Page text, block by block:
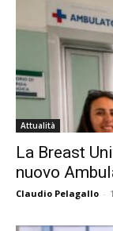
Attualità
La Breast
nuovo
Claudio Pelagallo -